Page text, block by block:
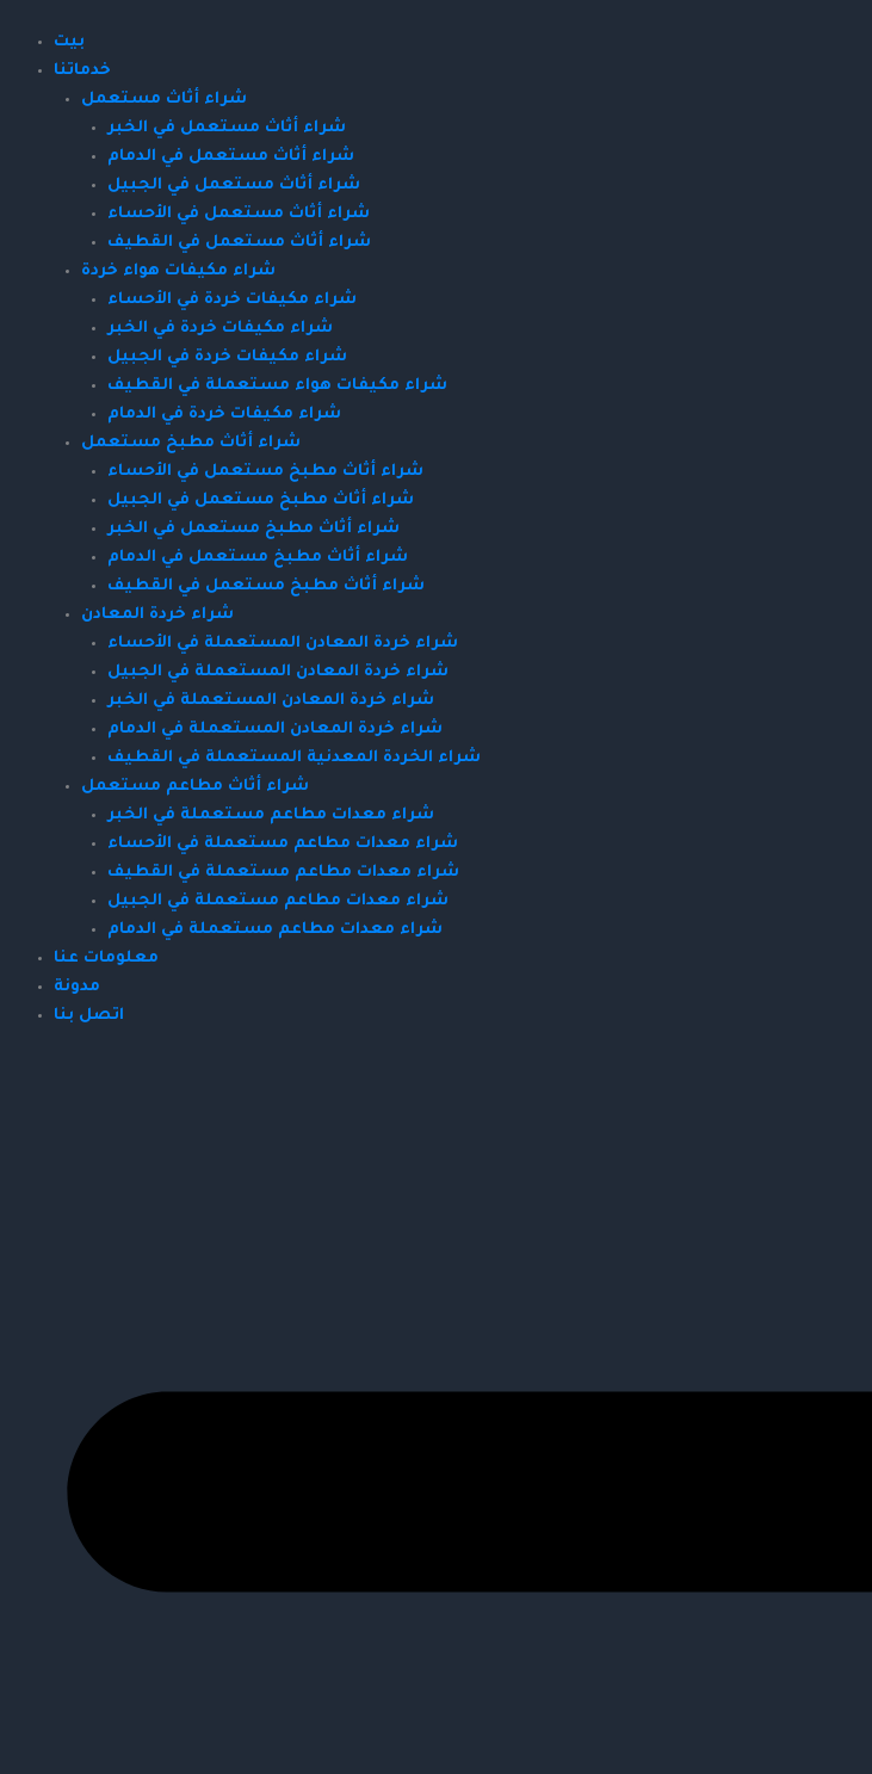
content
بيت
خدماتنا
شراء أثاث مستعمل
شراء أثاث مستعمل في الخبر
شراء أثاث مستعمل في الدمام
شراء أثاث مستعمل في الجبيل
شراء أثاث مستعمل في الأحساء
شراء أثاث مستعمل في القطيف
شراء مكيفات هواء خردة
شراء مكيفات خردة في الأحساء
شراء مكيفات خردة في الخبر
شراء مكيفات خردة في الجبيل
شراء مكيفات هواء مستعملة في القطيف
شراء مكيفات خردة في الدمام
شراء أثاث مطبخ مستعمل
شراء أثاث مطبخ مستعمل في الأحساء
شراء أثاث مطبخ مستعمل في الجبيل
شراء أثاث مطبخ مستعمل في الخبر
شراء أثاث مطبخ مستعمل في الدمام
شراء أثاث مطبخ مستعمل في القطيف
شراء خردة المعادن
شراء خردة المعادن المستعملة في الأحساء
شراء خردة المعادن المستعملة في الجبيل
شراء خردة المعادن المستعملة في الخبر
شراء خردة المعادن المستعملة في الدمام
شراء الخردة المعدنية المستعملة في القطيف
شراء أثاث مطاعم مستعمل
شراء معدات مطاعم مستعملة في الخبر
شراء معدات مطاعم مستعملة في الأحساء
شراء معدات مطاعم مستعملة في القطيف
شراء معدات مطاعم مستعملة في الجبيل
شراء معدات مطاعم مستعملة في الدمام
معلومات عنا
مدونة
اتصل بنا